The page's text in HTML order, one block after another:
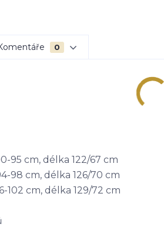
0
95 cm, délka 122/67 cm
98 cm, délka 126/70 cm
102 cm, délka 129/72 cm